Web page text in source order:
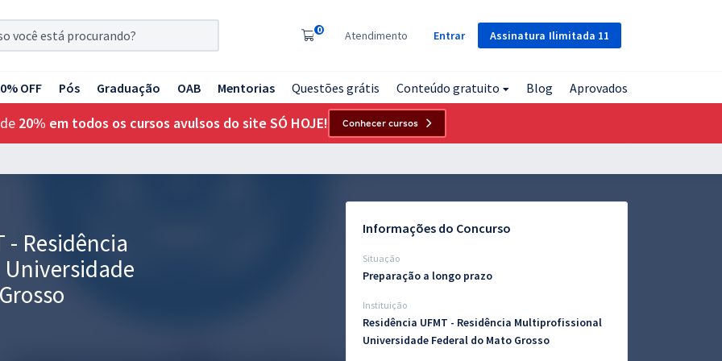
Assinatura Ilimitada 11
0 Atendimento Entrar
OFF Pós Graduação OAB Mentorias Questões grátis Conteúdo gratuito Blog Aprovados
20% em todos os cursos avulsos do site SÓ HOJE! Conhecer cursos
- Residência
Informações do Concurso
Situação
Preparação a longo prazo
Instituição
Residência UFMT - Residência Multiprofissional
Universidade Federal do Mato Grosso